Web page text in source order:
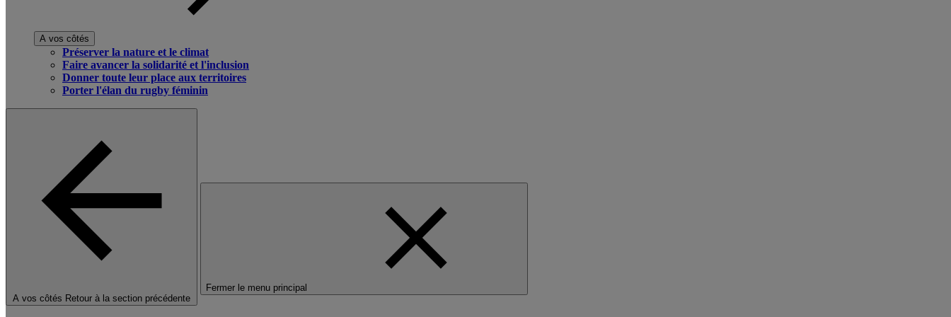
A vos côtés
Préserver la nature et le climat
Faire avancer la solidarité et l'inclusion
Donner toute leur place aux territoires
Porter l'élan du rugby féminin
A vos côtés Retour à la section précédente
Fermer le menu principal